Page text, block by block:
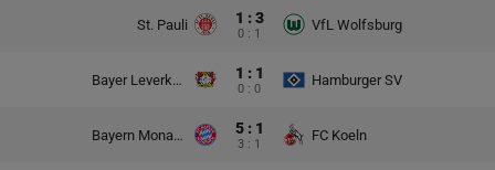
St. Pauli 1 : 3
0 : 1
VfL Wolfsburg
Bayer Leverkusen 1 : 1
0 : 0
Hamburger SV
Bayern Monachium 5 : 1
3 : 1
FC Koeln